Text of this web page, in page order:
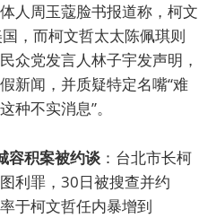
人周玉蔻脸书报道称，柯文
，而柯文哲太太陈佩琪则
众党发言人林子宇发声明，
新闻，并质疑特定名嘴“难
种不实消息”。
容积案被约谈 ：台北市长柯
利罪，30日被搜查并约
于柯文哲任内暴增到